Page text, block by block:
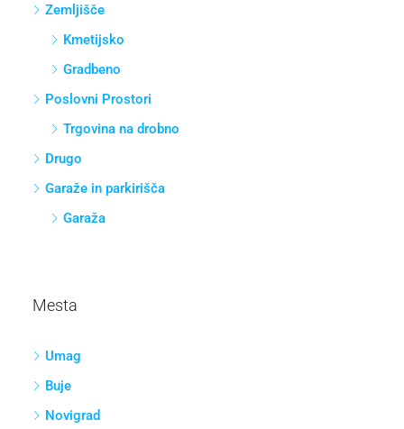
Zemljišče
Kmetijsko
Gradbeno
Poslovni Prostori
Trgovina na drobno
Drugo
Garaže in parkirišča
Garaža
Mesta
Umag
Buje
Novigrad